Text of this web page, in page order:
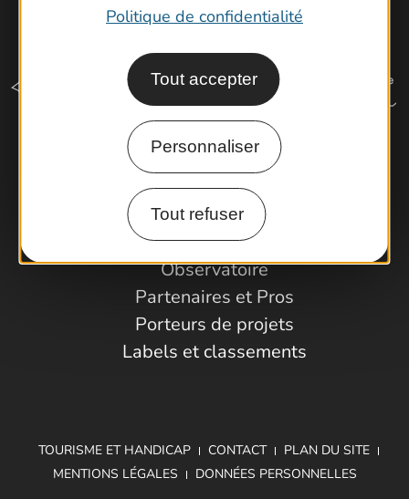
Politique de confidentialité
Tout accepter
Personnaliser
Tout refuser
Comment venir ?
Espace Pro
Observatoire
Partenaires et Pros
Porteurs de projets
Labels et classements
TOURISME ET HANDICAP CONTACT
PLAN DU SITE
MENTIONS LÉGALES
DONNÉES PERSONNELLES